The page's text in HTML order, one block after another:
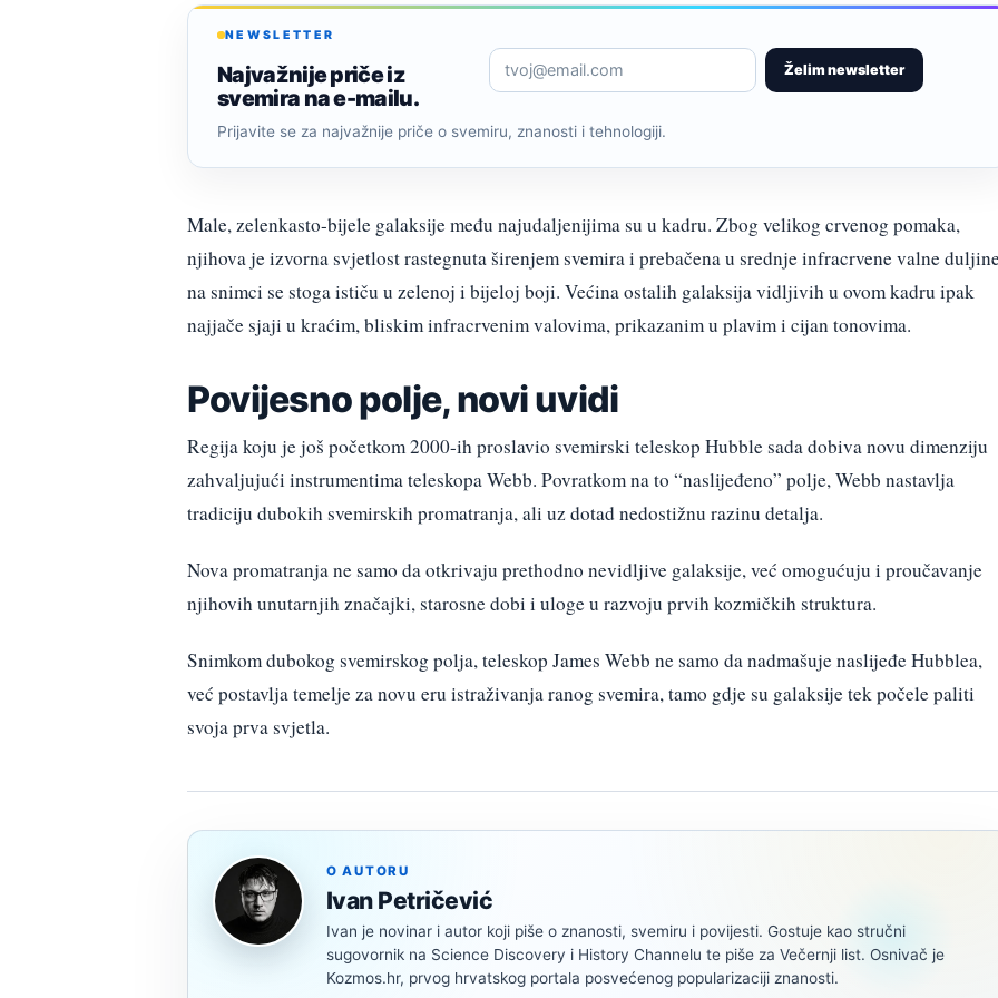
NEWSLETTER
Najvažnije priče iz
svemira na e-mailu.
Želim newsletter
Prijavite se za najvažnije priče o svemiru, znanosti i tehnologiji.
Male, zelenkasto-bijele galaksije među najudaljenijima su u kadru. Zbog velikog crvenog pomaka,
njihova je izvorna svjetlost rastegnuta širenjem svemira i prebačena u srednje infracrvene valne
na snimci se stoga ističu u zelenoj i bijeloj boji. Većina ostalih galaksija vidljivih u ovom kadru ipak
najjače sjaji u kraćim, bliskim infracrvenim valovima, prikazanim u plavim i cijan tonovima.
Povijesno polje, novi uvidi
Regija koju je još početkom 2000-ih proslavio svemirski teleskop Hubble sada dobiva novu dimenziju
zahvaljujući instrumentima teleskopa Webb. Povratkom na to “naslijeđeno” polje, Webb nastavlja
tradiciju dubokih svemirskih promatranja, ali uz dotad nedostižnu razinu detalja.
Nova promatranja ne samo da otkrivaju prethodno nevidljive galaksije, već omogućuju i proučavanje
njihovih unutarnjih značajki, starosne dobi i uloge u razvoju prvih kozmičkih struktura.
Snimkom dubokog svemirskog polja, teleskop James Webb ne samo da nadmašuje naslijeđe Hubblea,
već postavlja temelje za novu eru istraživanja ranog svemira, tamo gdje su galaksije tek počele paliti
svoja prva svjetla.
O AUTORU
Ivan Petričević
Ivan je novinar i autor koji piše o znanosti, svemiru i povijesti. Gostuje kao stručni
sugovornik na Science Discovery i History Channelu te piše za Večernji list. Osnivač je
Kozmos.hr, prvog hrvatskog portala posvećenog popularizaciji znanosti.